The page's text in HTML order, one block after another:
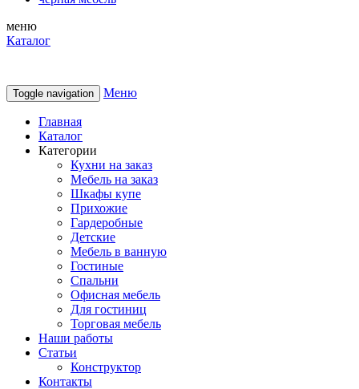
меню
Каталог
Toggle navigation Меню
Главная
Каталог
Категории
Кухни на заказ
Мебель на заказ
Шкафы купе
Прихожие
Гардеробные
Детские
Мебель в ванную
Гостиные
Спальни
Офисная мебель
Для гостиниц
Торговая мебель
Наши работы
Статьи
Конструктор
Контакты